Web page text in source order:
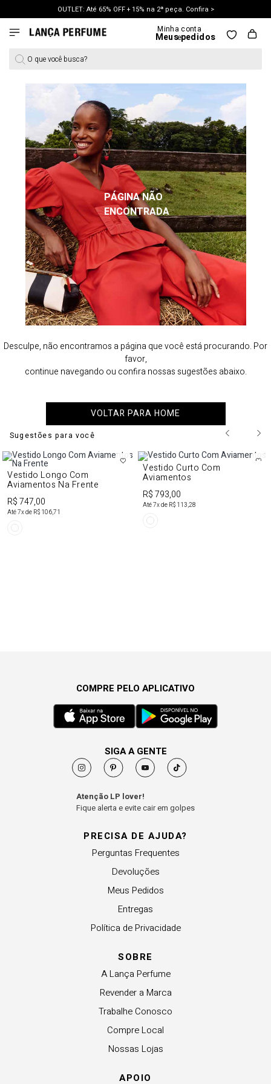
OUTLET: Até 65% OFF + 15% na 2ª peça. Confira >
LANÇAMENTO PRIMAVERA 27. Clique e aproveite.
O que você busca?
PÁGINA NÃO
ENCONTRADA
Desculpe, não encontramos a página que você está procurando. Por
favor,
continue navegando ou confira nossas sugestões abaixo.
VOLTAR PARA HOME
Sugestões para você
Vestido Longo Com
Aviamentos Na Frente
R$ 747,00
Até7x de R$ 106,71
Vestido Curto Com
Aviamentos
R$ 793,00
Até7x de R$ 113,28
PRECISA DE AJUDA?
Perguntas Frequentes
Devoluções
Meus Pedidos
Entregas
Política de Privacidade
SOBRE
A Lança Perfume
Revender a Marca
Trabalhe Conosco
Compre Local
Nossas Lojas
APOIO
COMPRE PELO APLICATIVO
SIGA A GENTE
Atenção LP lover!
Fique alerta e evite cair em golpes